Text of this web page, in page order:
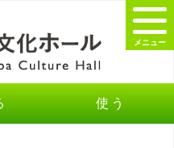
使う
メニュー